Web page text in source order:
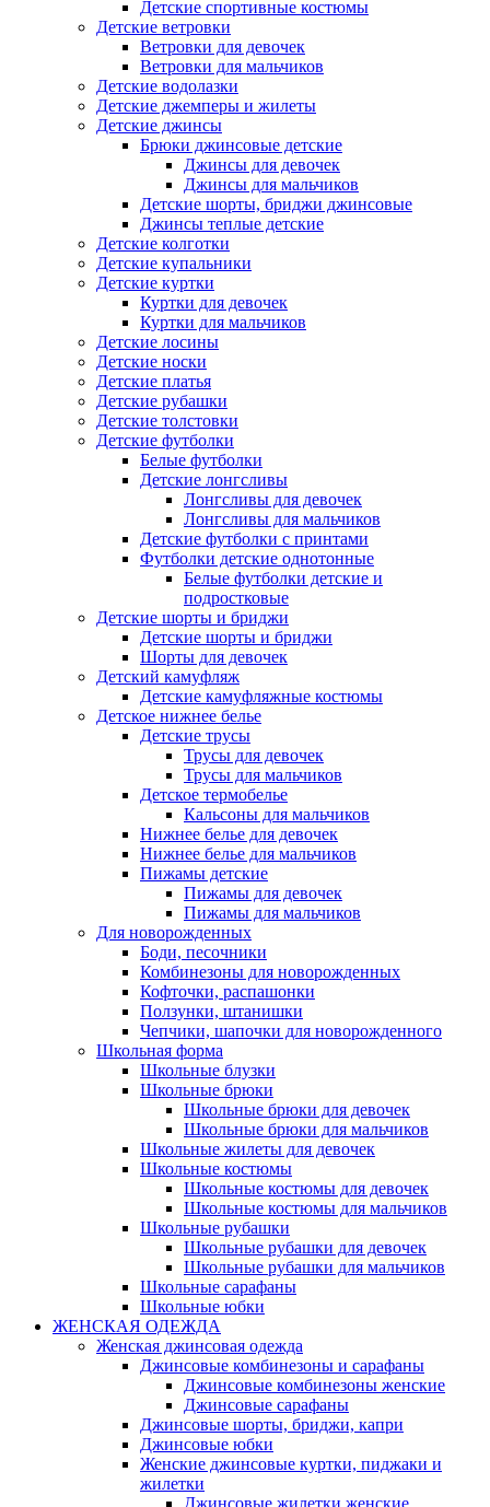
Детские спортивные костюмы
Детские ветровки
Ветровки для девочек
Ветровки для мальчиков
Детские водолазки
Детские джемперы и жилеты
Детские джинсы
Брюки джинсовые детские
Джинсы для девочек
Джинсы для мальчиков
Детские шорты, бриджи джинсовые
Джинсы теплые детские
Детские колготки
Детские купальники
Детские куртки
Куртки для девочек
Куртки для мальчиков
Детские лосины
Детские носки
Детские платья
Детские рубашки
Детские толстовки
Детские футболки
Белые футболки
Детские лонгсливы
Лонгсливы для девочек
Лонгсливы для мальчиков
Детские футболки с принтами
Футболки детские однотонные
Белые футболки детские и
подростковые
Детские шорты и бриджи
Детские шорты и бриджи
Шорты для девочек
Детский камуфляж
Детские камуфляжные костюмы
Детское нижнее белье
Детские трусы
Трусы для девочек
Трусы для мальчиков
Детское термобелье
Кальсоны для мальчиков
Нижнее белье для девочек
Нижнее белье для мальчиков
Пижамы детские
Пижамы для девочек
Пижамы для мальчиков
Для новорожденных
Боди, песочники
Комбинезоны для новорожденных
Кофточки, распашонки
Ползунки, штанишки
Чепчики, шапочки для новорожденного
Школьная форма
Школьные блузки
Школьные брюки
Школьные брюки для девочек
Школьные брюки для мальчиков
Школьные жилеты для девочек
Школьные костюмы
Школьные костюмы для девочек
Школьные костюмы для мальчиков
Школьные рубашки
Школьные рубашки для девочек
Школьные рубашки для мальчиков
Школьные сарафаны
Школьные юбки
ЖЕНСКАЯ ОДЕЖДА
Женская джинсовая одежда
Джинсовые комбинезоны и сарафаны
Джинсовые комбинезоны женские
Джинсовые сарафаны
Джинсовые шорты, бриджи, капри
Джинсовые юбки
Женские джинсовые куртки, пиджаки и
жилетки
Джинсовые жилетки женские